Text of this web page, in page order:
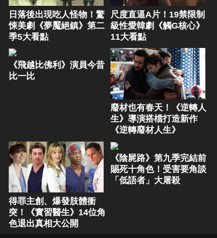
日落後出現吃人怪物！驚
悚美劇《夢魘絕鎮》第二
季5大看點
尺度直逼A片！19禁限制
級性愛韓劇《觸G核心》
11大看點
《飛越比佛利》演員今昔
比一比
廢材也有春天！《逆轉人
生》導演搭檔打造新作
《逆轉廢材人生》
得罪主創、爆發肢體衝
突！《實習醫生》14位角
色退出真相大公開
《陰屍路》第九季完結前
賜死十角色！受害要角談
「低語者」大屠殺